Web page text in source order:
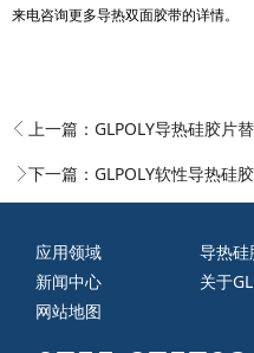
来电咨询更多导热双面胶带的详情。
上一篇： GLPOLY导热硅胶片
下一篇： GLPOLY软性导热硅
应用领域 导热硅
新闻中心
关于
网站地图